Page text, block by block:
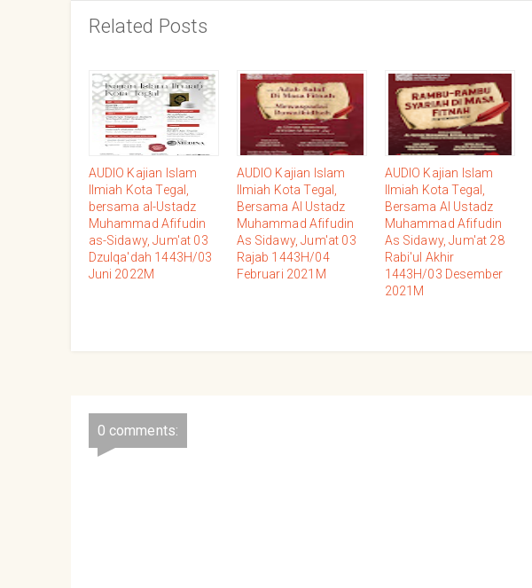
Related Posts
AUDIO Kajian Islam
Ilmiah Kota Tegal,
bersama al-Ustadz
Muhammad Afifudin
as-Sidawy, Jum'at 03
Dzulqa'dah 1443H/03
Juni 2022M
AUDIO Kajian Islam
Ilmiah Kota Tegal,
Bersama Al Ustadz
Muhammad Afifudin
As Sidawy, Jum'at 03
Rajab 1443H/04
Februari 2021M
AUDIO Kajian Islam
Ilmiah Kota Tegal,
Bersama Al Ustadz
Muhammad Afifudin
As Sidawy, Jum'at 28
Rabi'ul Akhir
1443H/03 Desember
2021M
0 comments: